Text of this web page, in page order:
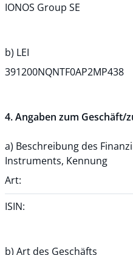
IONOS Group SE
b) LEI
391200NQNTF0AP2MP438
4. Angaben zum Geschäft/
a) Beschreibung des
Instruments, Kennung
Art:
ISIN:
b) Art des Geschäfts